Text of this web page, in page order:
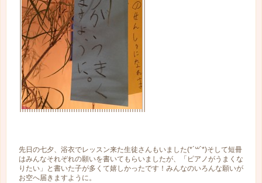
先日の七夕、浴衣でレッスン来た生徒さんもいました(*´꒳`*)そして短冊
はみんなそれぞれの願いを書いてもらいましたが、「ピアノがうまくな
りたい」と書いた子が多くて嬉しかったです！みんなのいろんな願いが
お空へ届きますように。